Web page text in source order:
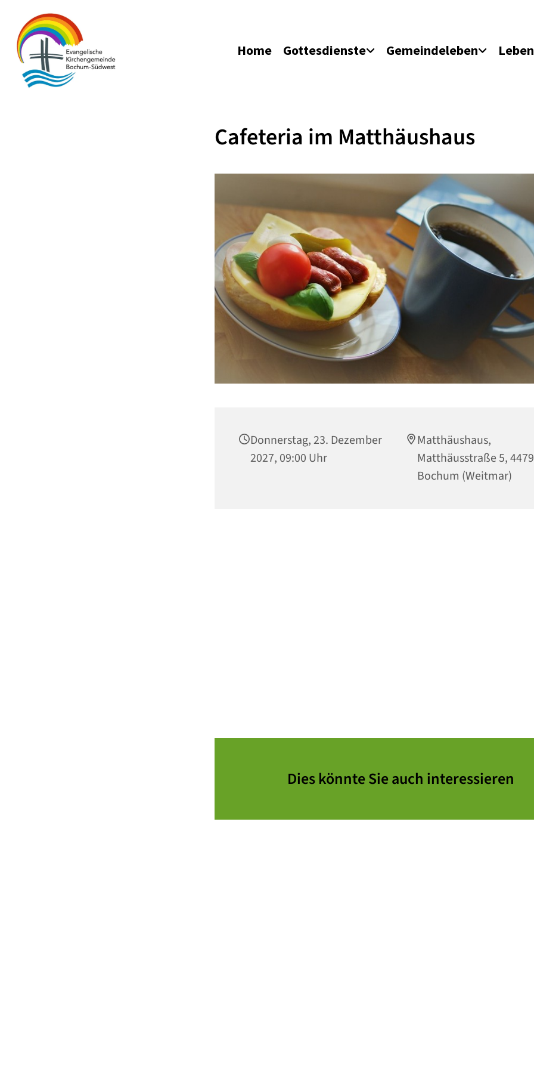
Home Gottesdienste Gemeindeleben
Cafeteria im Matthäushaus
Donnerstag, 23. Dezember
2027, 09:00 Uhr
Matthäushaus,
Matthäusstraße 5,
Bochum (Weitmar)
Dies könnte Sie auch interessieren